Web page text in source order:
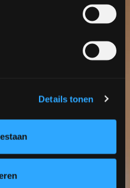
Details tonen